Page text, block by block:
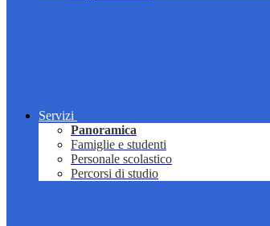
Servizi
Panoramica
Famiglie e studenti
Personale scolastico
Percorsi di studio